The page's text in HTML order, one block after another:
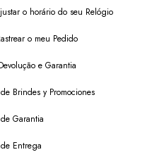
o horário do seu Relógio
o meu Pedido
e Garantia
Brindes y Promociones
Garantia
Entrega